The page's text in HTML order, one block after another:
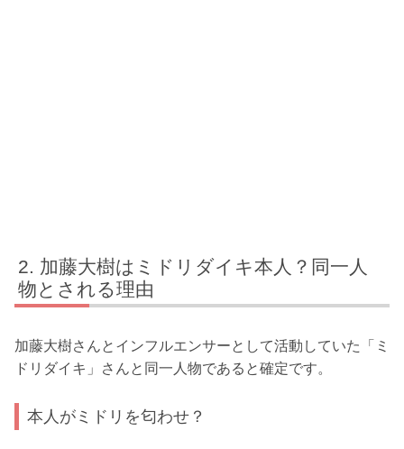
加藤大樹はミドリダイキ本人？同一人
物とされる理由
加藤大樹さんとインフルエンサーとして活動していた「ミ
ドリダイキ」さんと同一人物であると確定です。
本人がミドリを匂わせ？